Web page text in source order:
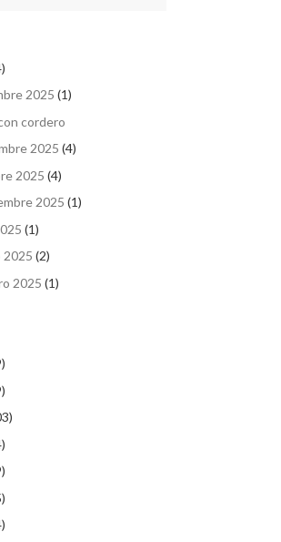
2025 (1)
cordero
2025 (4)
2025 (4)
2025 (1)
(1)
2025 (2)
2025 (1)